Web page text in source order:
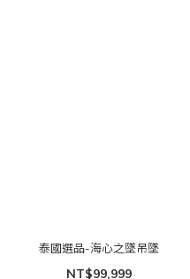
泰國選品-海心之墜吊墜
NT$99,999